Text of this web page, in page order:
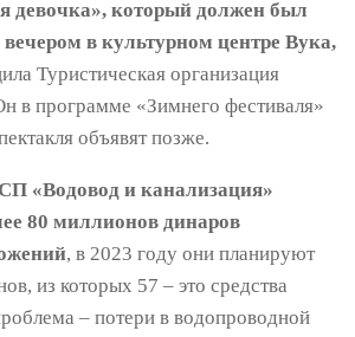
девочка», который должен был
вечером в культурном центре Вука,
Туристическая организация
в программе «Зимнего фестиваля»
объявят позже.
«Водовод и канализация»
80 миллионов динаров
, в 2023 году они планируют
из которых 57 – это средства
– потери в водопроводной